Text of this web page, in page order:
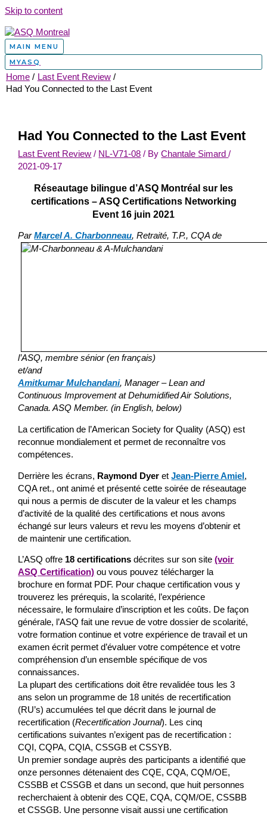
Skip to content
MAIN MENU
MYASQ
Home
Last Event Review
Had You Connected to the Last Event
Had You Connected to the Last Event
Last Event Review / NL-V71-08 / By Chantale Simard/
2021-09-17
Réseautage bilingue d’ASQ Montréal sur les
certifications – ASQ Certifications Networking
Event 16 juin 2021
ParMarcel A. Charbonneau, Retraité, T.P., CQA de
l’ASQ, membre sénior (en français)
et/and
Amitkumar Mulchandani, Manager – Lean and
Continuous Improvement at Dehumidified Air Solutions,
Canada. ASQ Member. (in English, below)
La certification de l’American Society for Quality (ASQ) est
reconnue mondialement et permet de reconnaître vos
compétences.
Derrière les écrans, Raymond Dyer etJean-Pierre Amiel,
CQA ret., ont animé et présenté cette soirée de réseautage
qui nous a permis de discuter de la valeur et les champs
d’activité de la qualité des certifications et nous avons
échangé sur leurs valeurs et revu les moyens d’obtenir et
de maintenir une certification.
L’ASQ offre 18 certifications décrites sur son site(voir
ASQ Certification) ou vous pouvez télécharger la
brochure en format PDF. Pour chaque certification vous y
trouverez les prérequis, la scolarité, l’expérience
nécessaire, le formulaire d’inscription et les coûts. De façon
générale, l’ASQ fait une revue de votre dossier de scolarité,
votre formation continue et votre expérience de travail et un
examen écrit permet d’évaluer votre compétence et votre
compréhension d’un ensemble spécifique de vos
connaissances.
La plupart des certifications doit être revalidée tous les 3
ans selon un programme de 18 unités de recertification
(RU’s) accumulées tel que décrit dans le journal de
recertification (Recertification Journal). Les cinq
certifications suivantes n’exigent pas de recertification :
CQI, CQPA, CQIA, CSSGB et CSSYB.
Un premier sondage auprès des participants a identifié que
onze personnes détenaient des CQE, CQA, CQM/OE,
CSSBB et CSSGB et dans un second, que huit personnes
recherchaient à obtenir des CQE, CQA, CQM/OE, CSSBB
et CSSGB. Une personne visait aussi une certification